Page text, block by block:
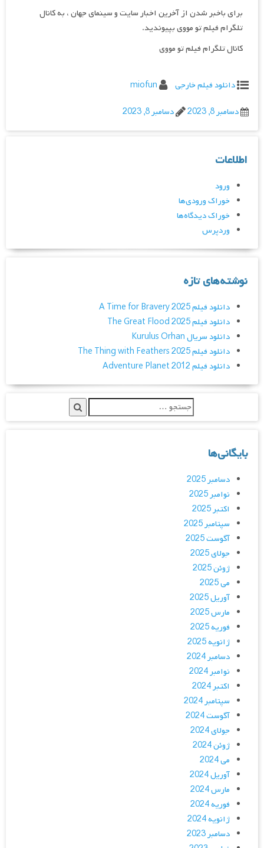
برای باخبر شدن از آخرین اخبار سایت و سینمای جهان ، به کانال
تلگرام فیلم تو مووی بپیوندید.
کانال تلگرام فیلم تو مووی
دانلود فیلم خارجی
miofun
دسامبر 8, 2023
دسامبر 8, 2023
اطلاعات
ورود
خوراک ورودی‌ها
خوراک دیدگاه‌ها
وردپرس
نوشته‌های تازه
دانلود فیلم A Time for Bravery 2025
دانلود فیلم The Great Flood 2025
دانلود سریال Kurulus Orhan
دانلود فیلم The Thing with Feathers 2025
دانلود فیلم Adventure Planet 2012
بایگانی‌ها
دسامبر 2025
نوامبر 2025
اکتبر 2025
سپتامبر 2025
آگوست 2025
جولای 2025
ژوئن 2025
می 2025
آوریل 2025
مارس 2025
فوریه 2025
ژانویه 2025
دسامبر 2024
نوامبر 2024
اکتبر 2024
سپتامبر 2024
آگوست 2024
جولای 2024
ژوئن 2024
می 2024
آوریل 2024
مارس 2024
فوریه 2024
ژانویه 2024
دسامبر 2023